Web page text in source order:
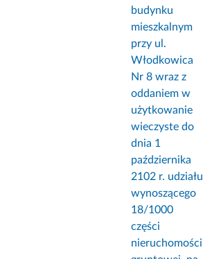
budynku
mieszkalnym
przy ul.
Włodkowica
Nr 8 wraz z
oddaniem w
użytkowanie
wieczyste do
dnia 1
października
2102 r. udziału
wynoszącego
18/1000
części
nieruchomości